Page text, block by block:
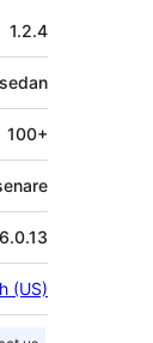
1.2.4
sedan
100+
6.0.13
(US)